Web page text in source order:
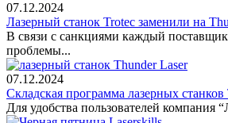
07.12.2024
Лазерный станок Trotec заменили на
В связи с санкциями каждый
проблемы...
07.12.2024
Складская программа лазерных станков
Для удобства пользователей компания